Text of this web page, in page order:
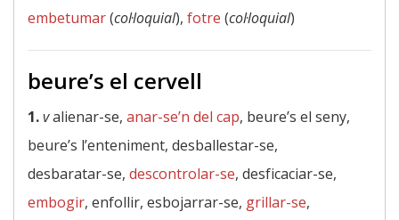
embetumar(col·loquial), fotre (col·loquial)
beure’s el cervell
1.valienar-se, anar-se’n del cap, beure’s el seny,
beure’s l’enteniment, desballestar-se,
desbaratar-se, descontrolar-se, desficaciar-se,
embogir, enfollir, esbojarrar-se, grillar-se,